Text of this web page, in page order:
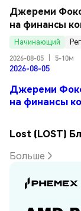
Джереми
на финансы
Начинающий
2026-08-05
5-10м
2026-08-05
Джереми
на финансы
Lost (LOST)
Больше